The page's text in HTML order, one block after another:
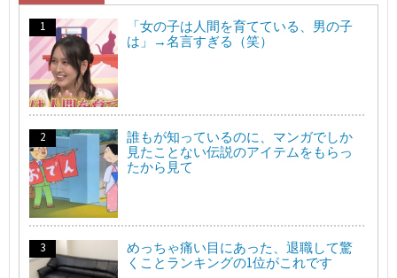
「女の子は人間を育てている、男の子
は」→名言すぎる（笑）
誰もが知っているのに、マンガでしか
見たことない伝説のアイテムをもらっ
たから見て
めっちゃ痛い目にあった、退職して驚
くことランキングの1位がこれです